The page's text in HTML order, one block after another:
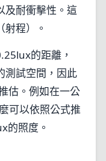
及耐衝擊性。這
程）。
的距離，
測試空間，因此
估。例如在一公
可以依照公式推
的照度。